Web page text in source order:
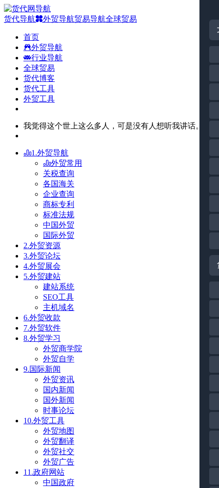
货代导航 外贸导航贸易导航全球贸易
首页
外贸导航
行业导航
全球贸易
货代博客
货代工具
外贸工具
我觉得这个世上这么多人，可是没有人想听我讲话。
1.外贸导航
外贸常用
关税查询
各国海关
企业查询
商标专利
标准法规
中国外贸
国际外贸
2.外贸资源
3.外贸论坛
4.外贸展会
5.外贸建站
建站系统
SEO工具
主机域名
6.外贸收款
7.外贸软件
8.外贸学习
外贸商学院
外贸自学
9.国际新闻
外贸资讯
国内新闻
国外新闻
时事论坛
10.外贸工具
外贸地图
外贸翻译
外贸社交
外贸广告
11.政府网站
中国政府